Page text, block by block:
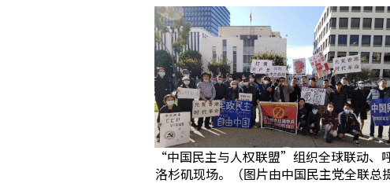
“中国民主与人权联盟”组织全球联动、
洛杉矶现场。（图片由中国民主党全联总